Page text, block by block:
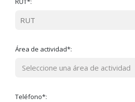
Área de actividad*:
Teléfono*: